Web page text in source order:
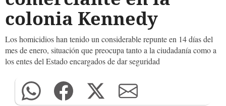
colonia Kennedy
Los homicidios han tenido un considerable repunte en 14 días del
mes de enero, situación que preocupa tanto a la ciudadanía como a
los entes del Estado encargados de dar seguridad